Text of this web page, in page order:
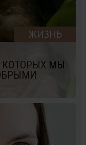
ЖИЗНЬ
КОТОРЫХ МЫ